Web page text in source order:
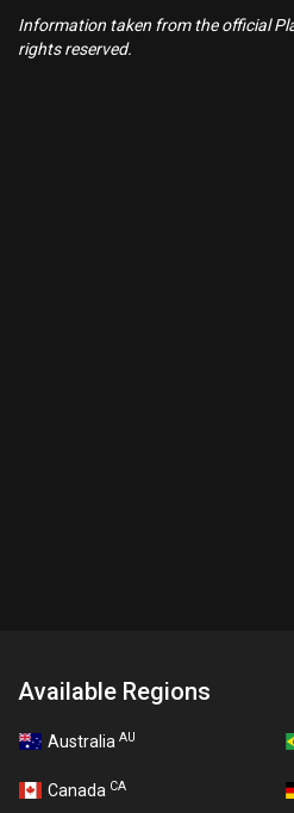
Information taken from the official
rights reserved.
Available Regions
Australia AU
Canada CA